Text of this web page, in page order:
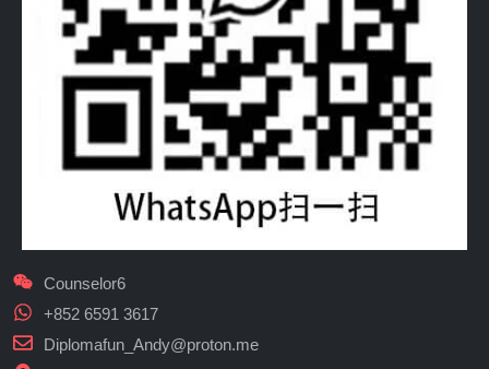
Counselor6
+852 6591 3617
Diplomafun_Andy@proton.me